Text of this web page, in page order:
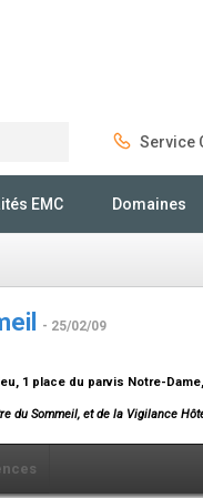
Service
EMC Domaines
- 25/02/09
1 place du parvis Notre-
du Sommeil, et de la Vigilance